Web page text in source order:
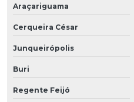
Araçariguama
Cerqueira César
Junqueirópolis
Buri
Regente Feijó